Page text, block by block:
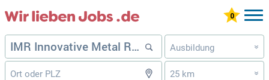
Ausbildung »
25 km »